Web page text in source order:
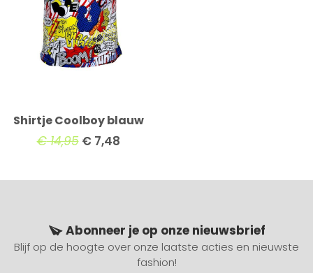
Shirtje Coolboy blauw
€14,95 €7,48
Abonneer je op onze nieuwsbrief
Blijf op de hoogte over onze laatste acties en nieuwste
fashion!